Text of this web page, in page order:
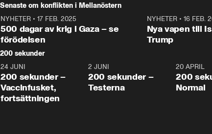
Senaste om konflikten i Mellanöstern
NYHETER • 17 FEB. 2025
500 dagar av krig i Gaza – se
förödelsen
NYHETER• 16 FEB.
Nya vapen till
Trump
200 sekunder
5:00
24 JUNI
200 sekunder –
Vaccinfusket,
fortsättningen
4:23
2 JUNI
200 sekunder –
Testerna
20 APRIL
200
Normal